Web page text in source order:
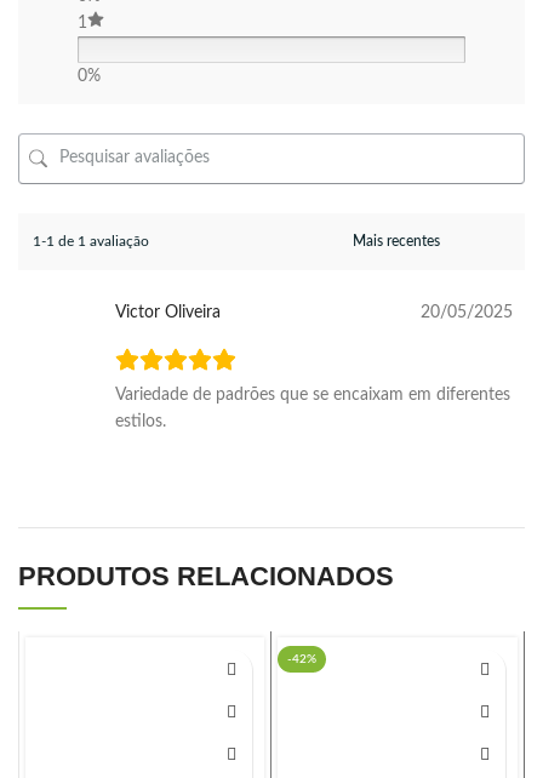
1
0%
1-1 de 1 avaliação
Victor Oliveira 20/05/2025
Variedade de padrões que se encaixam em diferentes
estilos.
PRODUTOS RELACIONADOS
-42%